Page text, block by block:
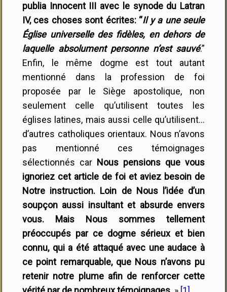
publia Innocent III avec le synode du Latran
IV, ces choses sont écrites: “Il y a une seule
Église universelle des fidèles, en dehors de
laquelle absolument personne n’est sauvé.”
Enfin, le même dogme est tout autant
mentionné dans la profession de foi
proposée par le Siège apostolique, non
seulement celle qu’utilisent toutes les
églises latines, mais aussi celle qu’utilisent…
d’autres catholiques orientaux. Nous n’avons
pas mentionné ces témoignages
sélectionnés car Nous pensions que vous
ignoriez cet article de foi et aviez besoin de
Notre instruction. Loin de Nous l’idée d’un
soupçon aussi insultant et absurde envers
vous. Mais Nous sommes tellement
préoccupés par ce dogme sérieux et bien
connu, qui a été attaqué avec une audace à
ce point remarquable, que Nous n’avons pu
retenir notre plume afin de renforcer cette